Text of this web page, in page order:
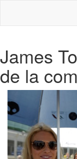
James
de la